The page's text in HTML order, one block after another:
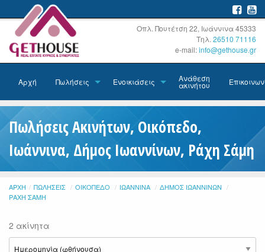
Οπλ. Πουτέτση 22, Ιωάννινα 45333
Τηλ. 26510 71116
e-mail:info@gethouse.gr
Αρχή Πωλήσεις Ενοικιάσεις Ανάθεση
ακινήτου
Πωλήσεις Ακινήτων, Οικόπεδο,
Ιωάννινα, Δήμος Ιωαννίνων, Ράχη Σάμη
ΑΡΧΉ ΠΩΛΉΣΕΙΣ ΟΙΚΌΠΕΔΟ ΙΩΆΝΝΙΝΑ
ΔΉΜΟΣ ΙΩΑΝΝΊΝΩΝ
ΡΆΧΗ ΣΆΜΗ
2 ακίνητα